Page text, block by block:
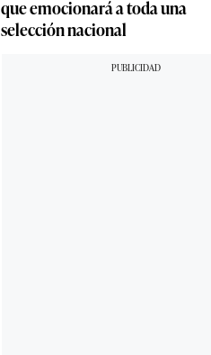
que emocionará a toda una
selección nacional